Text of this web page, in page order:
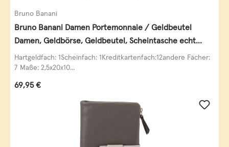
Bruno Banani
Bruno Banani Damen Portemonnaie / Geldbeutel
Damen, Geldbörse, Geldbeutel, Scheintasche echt
Leder
Hartgeldfach: 1Scheinfach: 1Kreditkartenfach:12andere Fächer:
7 Maße: 2,5x20x10...
Regulärer Preis:
69,95 €